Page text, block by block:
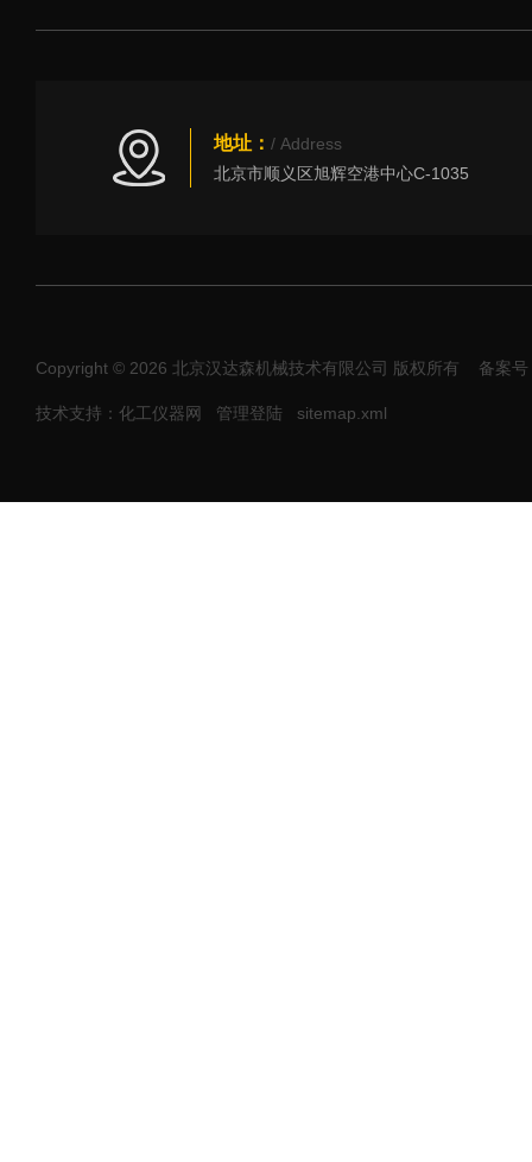
地址： / Address
北京市顺义区旭辉空港中心C-1035
Copyright © 2026 北京汉达森机械技术有限公司 版权所有 备案
技术支持：化工仪器网 管理登陆 sitemap.xml